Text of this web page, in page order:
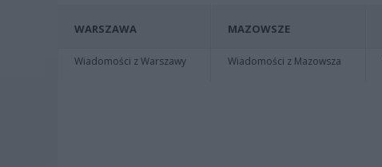
WARSZAWA
Wiadomości z Warszawy
MAZOWSZE
Wiadomości z Mazowsza